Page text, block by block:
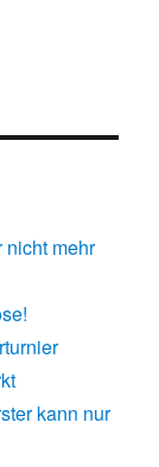
nicht mehr
kann nur